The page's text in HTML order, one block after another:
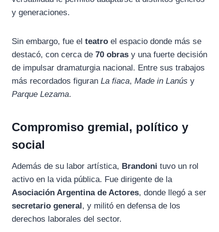
y generaciones.
Sin embargo, fue el teatro el espacio donde más se
destacó, con cerca de 70 obras y una fuerte decisión
de impulsar dramaturgia nacional. Entre sus trabajos
más recordados figuran La fiaca, Made in Lanús y
Parque Lezama.
Compromiso gremial, político y
social
Además de su labor artística, Brandoni tuvo un rol
activo en la vida pública. Fue dirigente de la
Asociación Argentina de Actores, donde llegó a ser
secretario general, y militó en defensa de los
derechos laborales del sector.